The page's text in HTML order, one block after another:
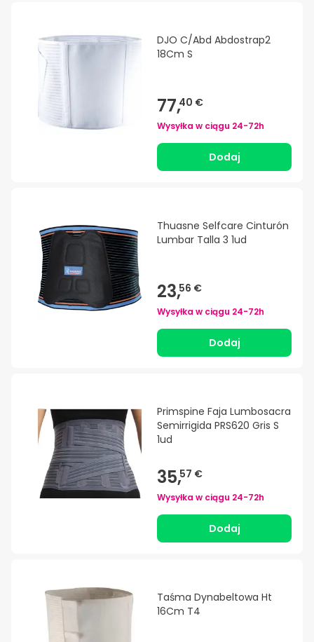
DJO C/Abd Abdostrap2
18Cm S
77,40 €
Wysyłka w ciągu 24-72h
Dodaj
Thuasne Selfcare Cinturón
Lumbar Talla 3 1ud
23,56 €
Wysyłka w ciągu 24-72h
Dodaj
Primspine Faja Lumbosacra
Semirrigida PRS620 Gris S
1ud
35,57 €
Wysyłka w ciągu 24-72h
Dodaj
Taśma Dynabeltowa Ht
16Cm T4